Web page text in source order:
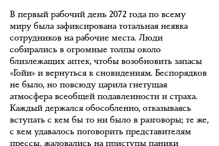
В первый рабочий день 2072 года по всему
миру была зафиксирована тотальная неявка
сотрудников на рабочие места. Люди
собирались в огромные толпы около
близлежащих аптек, чтобы возобновить запасы
«Гойи» и вернуться к сновидениям. Беспорядков
не было, но повсюду царила гнетущая
атмосфера всеобщей подавленности и страха.
Каждый держался обособленно, отказываясь
вступать с кем бы то ни было в разговоры; те же,
с кем удавалось поговорить представителям
прессы, жаловались на приступы паники